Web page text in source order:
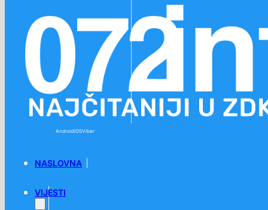
AndroidiOSViber
NASLOVNA
VIJESTI